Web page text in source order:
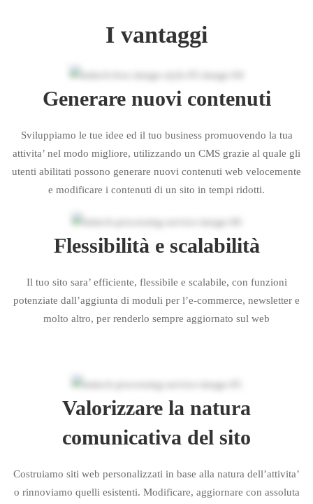
I vantaggi
Generare nuovi contenuti
Sviluppiamo le tue idee ed il tuo business promuovendo la tua
attivita’ nel modo migliore, utilizzando un CMS grazie al quale gli
utenti abilitati possono generare nuovi contenuti web velocemente
e modificare i contenuti di un sito in tempi ridotti.
Flessibilità e scalabilità
Il tuo sito sara’ efficiente, flessibile e scalabile, con funzioni
potenziate dall’aggiunta di moduli per l’e-commerce, newsletter e
molto altro, per renderlo sempre aggiornato sul web
Valorizzare la natura
comunicativa del sito
Costruiamo siti web personalizzati in base alla natura dell’attivita’
o rinnoviamo quelli esistenti. Modificare, aggiornare con assoluta